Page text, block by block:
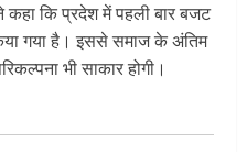
कहा कि प्रदेश में पहली बार बजट
गया है। इससे समाज के अंतिम
भी साकार होगी।